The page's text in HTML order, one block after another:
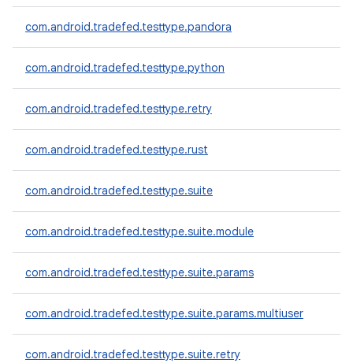
com.android.tradefed.testtype.pandora
com.android.tradefed.testtype.python
com.android.tradefed.testtype.retry
com.android.tradefed.testtype.rust
com.android.tradefed.testtype.suite
com.android.tradefed.testtype.suite.module
com.android.tradefed.testtype.suite.params
com.android.tradefed.testtype.suite.params.multiuser
com.android.tradefed.testtype.suite.retry